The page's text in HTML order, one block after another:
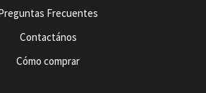
Frecuentes
Contactános
Cómo comprar